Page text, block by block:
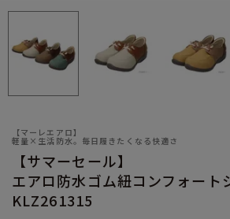
【マーレエアロ】
軽量×生活防水。毎日履きたくなる快適さ
【サマーセール】
エアロ防水ゴム紐コンフォート
KLZ261315
絞り込んで検索